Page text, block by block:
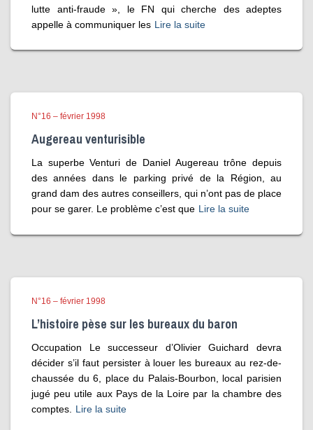
lutte anti-fraude », le FN qui cherche des adeptes
appelle à communiquer les Lire la suite
N°16 – février 1998
Augereau venturisible
La superbe Venturi de Daniel Augereau trône depuis
des années dans le parking privé de la Région, au
grand dam des autres conseillers, qui n’ont pas de place
pour se garer. Le problème c’est que Lire la suite
N°16 – février 1998
L’histoire pèse sur les bureaux du baron
Occupation Le successeur d’Olivier Guichard devra
décider s’il faut persister à louer les bureaux au rez-de-
chaussée du 6, place du Palais-Bourbon, local parisien
jugé peu utile aux Pays de la Loire par la chambre des
comptes.
Lire la suite